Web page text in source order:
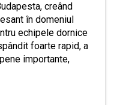
creând
în domeniul
echipele dornice
foarte rapid, a
importante,